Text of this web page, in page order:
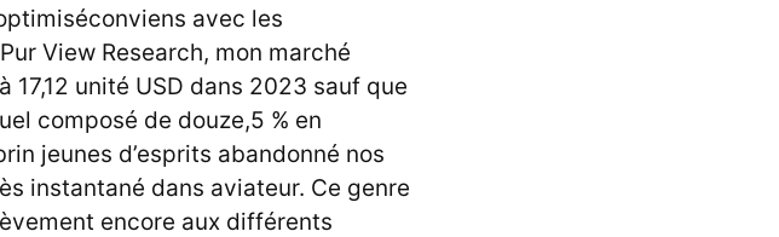
avec les
View Research, mon marché
unité USD dans 2023 sauf que
composé de douze,5 % en
jeunes d’esprits abandonné nos
instantané dans aviateur. Ce genre
encore aux différents